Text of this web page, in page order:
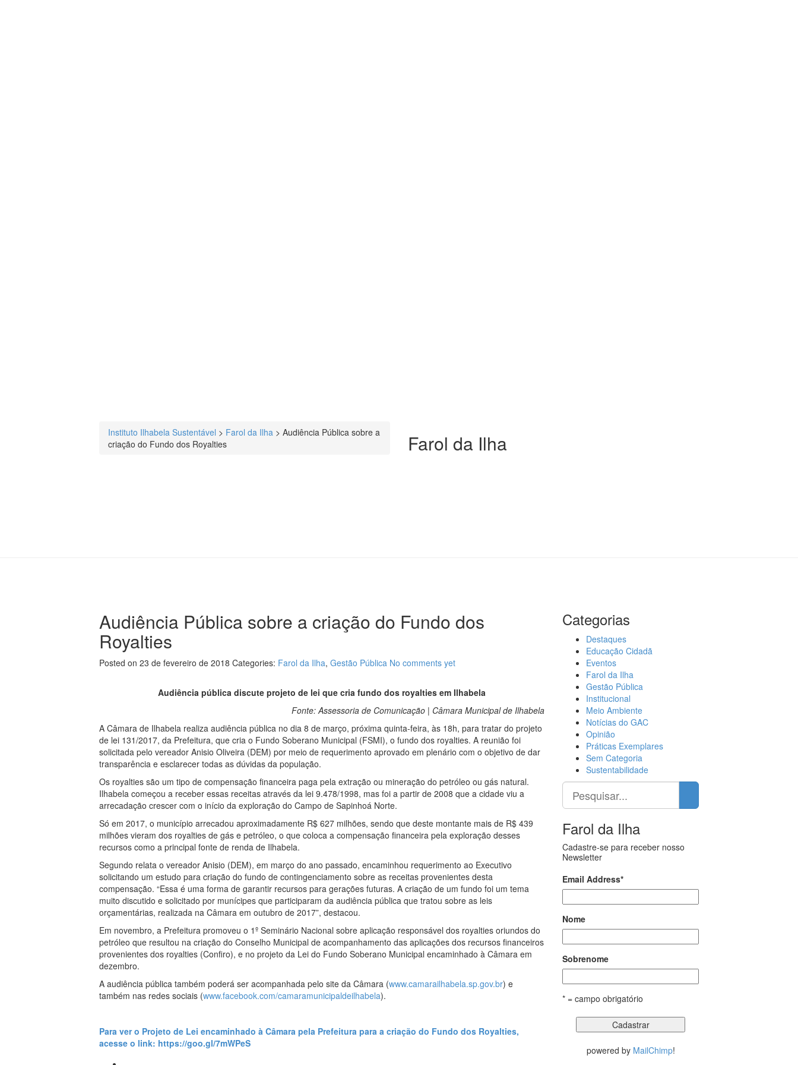
Instituto Ilhabela Sustentável > Farol da Ilha > Audiência Pública sobre a
criação do Fundo dos Royalties
Farol da Ilha
Audiência Pública sobre a criação do Fundo dos
Royalties
Posted on 23 de fevereiro de 2018 Categories: Farol da Ilha, Gestão Pública No comments yet
Audiência pública discute projeto de lei que cria fundo dos royalties em Ilhabela
Fonte: Assessoria de Comunicação | Câmara Municipal de Ilhabela
A Câmara de Ilhabela realiza audiência pública no dia 8 de março, próxima quinta-feira, às 18h, para tratar do projeto
de lei 131/2017, da Prefeitura, que cria o Fundo Soberano Municipal (FSMI), o fundo dos royalties. A reunião foi
solicitada pelo vereador Anisio Oliveira (DEM) por meio de requerimento aprovado em plenário com o objetivo de dar
transparência e esclarecer todas as dúvidas da população.
Os royalties são um tipo de compensação financeira paga pela extração ou mineração do petróleo ou gás natural.
Ilhabela começou a receber essas receitas através da lei 9.478/1998, mas foi a partir de 2008 que a cidade viu a
arrecadação crescer com o início da exploração do Campo de Sapinhoá Norte.
Só em 2017, o município arrecadou aproximadamente R$ 627 milhões, sendo que deste montante mais de R$ 439
milhões vieram dos royalties de gás e petróleo, o que coloca a compensação financeira pela exploração desses
recursos como a principal fonte de renda de Ilhabela.
Segundo relata o vereador Anisio (DEM), em março do ano passado, encaminhou requerimento ao Executivo
solicitando um estudo para criação do fundo de contingenciamento sobre as receitas provenientes desta
compensação. “Essa é uma forma de garantir recursos para gerações futuras. A criação de um fundo foi um tema
muito discutido e solicitado por munícipes que participaram da audiência pública que tratou sobre as leis
orçamentárias, realizada na Câmara em outubro de 2017”, destacou.
Em novembro, a Prefeitura promoveu o 1º Seminário Nacional sobre aplicação responsável dos royalties oriundos do
petróleo que resultou na criação do Conselho Municipal de acompanhamento das aplicações dos recursos financeiros
provenientes dos royalties (Confiro), e no projeto da Lei do Fundo Soberano Municipal encaminhado à Câmara em
dezembro.
A audiência pública também poderá ser acompanhada pelo site da Câmara (www.camarailhabela.sp.gov.br) e
também nas redes sociais (www.facebook.com/camaramunicipaldeilhabela).
Para ver o Projeto de Lei encaminhado à Câmara pela Prefeitura para a criação do Fundo dos Royalties,
acesse o link: https://goo.gl/7mWPeS
Categorias
Destaques
Educação Cidadã
Eventos
Farol da Ilha
Gestão Pública
Institucional
Meio Ambiente
Notícias do GAC
Opinião
Práticas Exemplares
Sem Categoria
Sustentabilidade
Farol da Ilha
Cadastre-se para receber nosso
Newsletter
Email Address*
Nome
Sobrenome
* = campo obrigatório
powered by MailChimp!